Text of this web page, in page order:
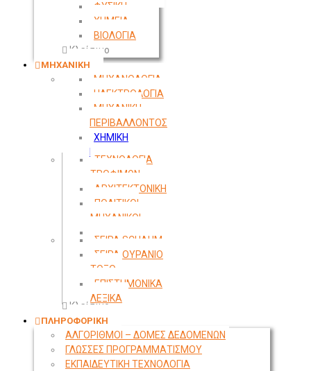
ΦΥΣΙΚΗ
ΧΗΜΕΙΑ
ΒΙΟΛΟΓΙΑ
Κλείσιμο
ΜΗΧΑΝΙΚΗ
ΜΗΧΑΝΟΛΟΓΙΑ
ΗΛΕΚΤΡΟΛΟΓΙΑ
ΜΗΧΑΝΙΚΗ
ΠΕΡΙΒΑΛΛΟΝΤΟΣ
ΧΗΜΙΚΗ
ΤΕΧΝΟΛΟΓΙΑ
ΤΡΟΦΙΜΩΝ
ΑΡΧΙΤΕΚΤΟΝΙΚΗ
ΠΟΛΙΤΙΚΟΙ
ΜΗΧΑΝΙΚΟΙ
ΣΕΙΡΑ SCHAUM
ΣΕΙΡΑ ΟΥΡΑΝΙΟ
ΤΟΞΟ
ΕΠΙΣΤΗΜΟΝΙΚΑ
ΛΕΞΙΚΑ
Κλείσιμο
ΠΛΗΡΟΦΟΡΙΚΗ
ΑΛΓΟΡΙΘΜΟΙ – ΔΟΜΕΣ ΔΕΔΟΜΕΝΩΝ
ΓΛΩΣΣΕΣ ΠΡΟΓΡΑΜΜΑΤΙΣΜΟΥ
ΕΚΠΑΙΔΕΥΤΙΚΗ ΤΕΧΝΟΛΟΓΙΑ